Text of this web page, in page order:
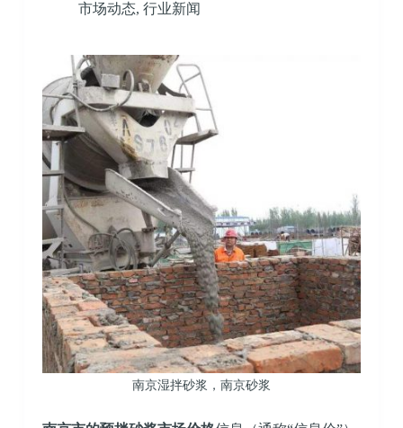
市场动态, 行业新闻
南京湿拌砂浆，南京砂浆